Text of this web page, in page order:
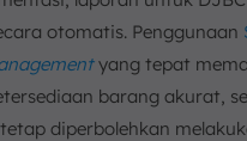
otomatis. Penggunaan
yang tepat
barang akurat,
diperbolehkan